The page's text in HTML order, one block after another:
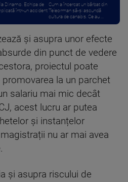
Dinamo. Echipa de
într-un accident
Cum a încercat un bărbat din
Teleorman să-și ascundă
cultura de canabis. Ce au ...
și asupra unor efecte
din punct de vedere
proiectul poate
la un parchet
salariu mai mic decât
acest lucru ar putea
și instanțelor
nu ar mai avea
și asupra riscului de